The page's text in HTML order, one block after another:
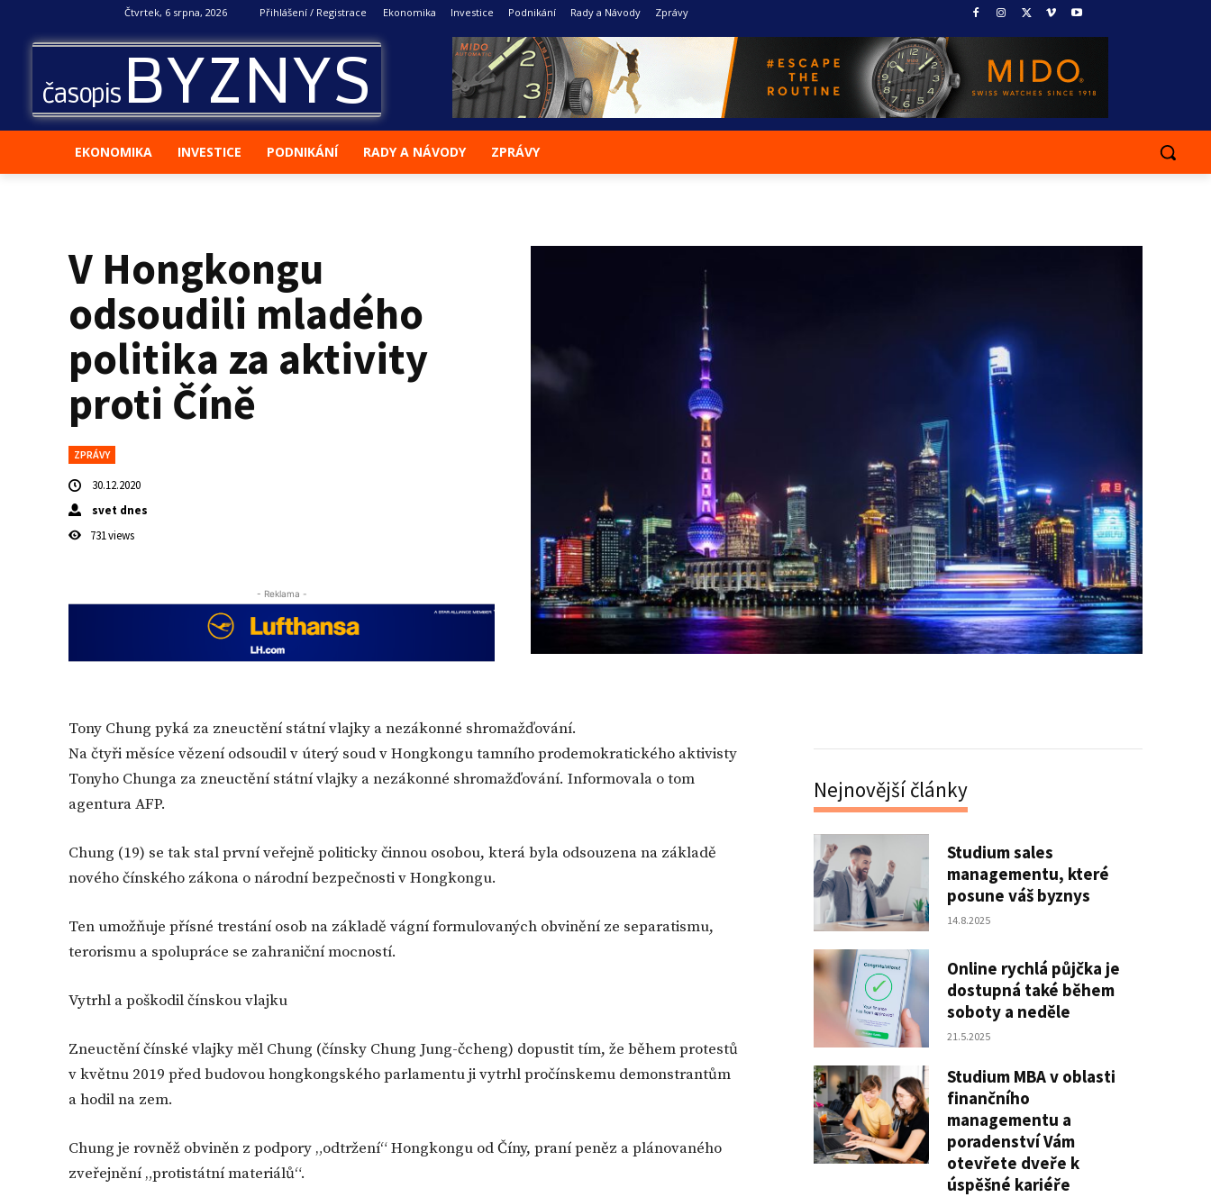
Čtvrtek, 6 srpna, 2026 Přihlášení / Registrace Ekonomika Investice Podnikání Rady a Návody Zprávy
časopisBYZNYS
EKONOMIKA INVESTICE PODNIKÁNÍ RADY A NÁVODY ZPRÁVY
V Hongkongu
odsoudili mladého
politika za aktivity
proti Číně
ZPRÁVY
30.12.2020
svet dnes
731views
- Reklama -
Tony Chung pyká za zneuctění státní vlajky a nezákonné shromažďování.
Na čtyři měsíce vězení odsoudil v úterý soud v Hongkongu tamního prodemokratického aktivisty
Tonyho Chunga za zneuctění státní vlajky a nezákonné shromažďování. Informovala o tom
agentura AFP.
Chung (19) se tak stal první veřejně politicky činnou osobou, která byla odsouzena na základě
nového čínského zákona o národní bezpečnosti v Hongkongu.
Ten umožňuje přísné trestání osob na základě vágní formulovaných obvinění ze separatismu,
terorismu a spolupráce se zahraniční mocností.
Vytrhl a poškodil čínskou vlajku
Zneuctění čínské vlajky měl Chung (čínsky Chung Jung-čcheng) dopustit tím, že během protestů
v květnu 2019 před budovou hongkongského parlamentu ji vytrhl pročínskemu demonstrantům
a hodil na zem.
Chung je rovněž obviněn z podpory „odtržení“ Hongkongu od Číny, praní peněz a plánovaného
zveřejnění „protistátní materiálů“.
Nejnovější články
Studium sales
managementu, které
posune váš byznys
14.8.2025
Online rychlá půjčka je
dostupná také během
soboty a neděle
21.5.2025
Studium MBA v oblasti
finančního
managementu a
poradenství Vám
otevřete dveře k
úspěšné kariéře